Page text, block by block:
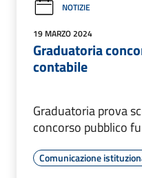
NOTIZIE
19 MARZO 2024
Graduatoria
contabile
Graduatoria prova
concorso pubblico
Comunicazione